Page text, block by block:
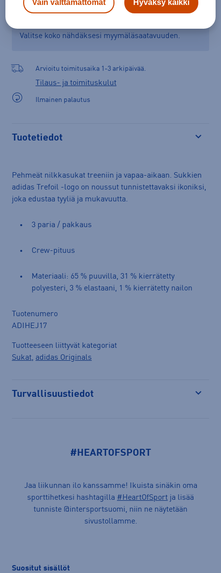
Verkkokauppa: SaatavillaMyymälät: Saatavilla
Valitse koko nähdäksesi myymäläsaatavuuden.
Arvioitu toimitusaika 1-3 arkipäivää.
Tilaus- ja toimituskulut
Ilmainen palautus
Tuotetiedot
Pehmeät nilkkasukat treeniin ja vapaa-aikaan. Sukkien
adidas Trefoil -logo on noussut tunnistettavaksi ikoniksi,
joka edustaa tyyliä ja mukavuutta.
3 paria / pakkaus
Crew-pituus
Materiaali: 65 % puuvilla, 31 % kierrätetty
polyesteri, 3 % elastaani, 1 % kierrätetty nailon
Tuotenumero
ADIHEJ17
Tuotteeseen liittyvät kategoriat
Sukat, adidas Originals
Turvallisuustiedot
#HEARTOFSPORT
Jaa liikunnan ilo kanssamme! Ikuista sinäkin oma
sporttihetkesi hashtagilla #HeartOfSport ja lisää
tunniste @intersportsuomi, niin ne näytetään
sivustollamme.
Suositut sisällöt
Vain välttämättömät Hyväksy kaikki